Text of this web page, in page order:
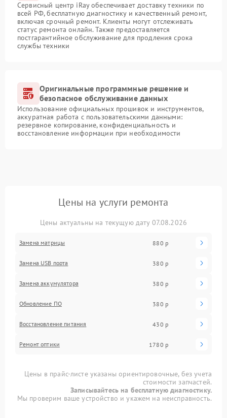
Сервисный центр iRay обеспечивает доставку техники по
всей РФ, бесплатную диагностику и качественный ремонт,
включая срочный ремонт. Клиенты могут отслеживать
статус ремонта онлайн. Также предоставляется
постгарантийное обслуживание для продления срока
службы техники
Оригинальные программные решение и
безопасное обслуживание данных
Использование официальных прошивок и инструментов,
аккуратная работа с пользовательскими данными:
резервное копирование, конфиденциальность и
восстановление информации при необходимости
Цены на услуги ремонта
Цены актуальны на текущую дату 07.08.2026
Замена матрицы 880 р
Замена USB порта 380 р
Замена аккумулятора 380 р
Обновление ПО 380 р
Восстановление питания 430 р
Ремонт оптики 1780 р
Цены в прайс-листе указаны ориентировочные, без учета
стоимости запчастей.
Записывайтесь на бесплатную диагностику.
Мы проверим ваше устройство и укажем на неисправность.